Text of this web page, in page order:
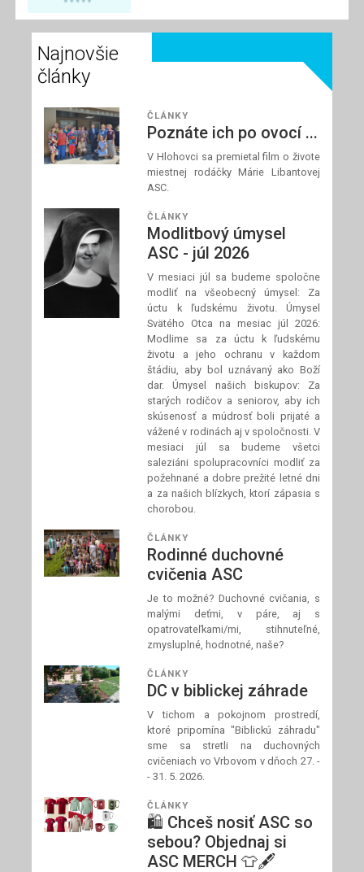
modliť za požehnané
zápasia s chorobou.
Prečítaj si článok
Najnovšie
články
ČLÁNKY
Poznáte ich po ovocí ...
V Hlohovci sa premietal film o živote
miestnej rodáčky Márie Libantovej
ASC.
ČLÁNKY
Modlitbový úmysel
ASC - júl 2026
V mesiaci júl sa budeme spoločne
modliť na všeobecný úmysel: Za
úctu k ľudskému životu. Úmysel
Svätého Otca na mesiac júl 2026:
Modlime sa za úctu k ľudskému
životu a jeho ochranu v každom
štádiu, aby bol uznávaný ako Boží
dar. Úmysel našich biskupov: Za
starých rodičov a seniorov, aby ich
skúsenosť a múdrosť boli prijaté a
vážené v rodinách aj v spoločnosti. V
mesiaci júl sa budeme všetci
saleziáni spolupracovníci modliť za
požehnané a dobre prežité letné dni
a za našich blízkych, ktorí zápasia s
chorobou.
ČLÁNKY
Rodinné duchovné
cvičenia ASC
Je to možné? Duchovné cvičania, s
malými deťmi, v páre, aj s
opatrovateľkami/mi, stihnuteľné,
zmysluplné, hodnotné, naše?
ČLÁNKY
DC v biblickej záhrade
V tichom a pokojnom prostredí,
ktoré pripomína "Biblickú záhradu"
sme sa stretli na duchovných
cvičeniach vo Vrbovom v dňoch 27. -
- 31. 5. 2026.
ČLÁNKY
🛍️ Chceš nosiť ASC so
sebou? Objednaj si
ASC MERCH 👕🖋️